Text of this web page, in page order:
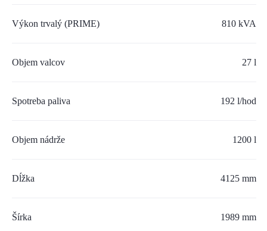
AKCIOVÉ PONUKY
O NÁS
KONTAKTY
Výkon trvalý (PRIME) 810 kVA
Objem valcov 27 l
Spotreba paliva 192 l/hod
Objem nádrže 1200 l
Dĺžka 4125 mm
Šírka 1989 mm